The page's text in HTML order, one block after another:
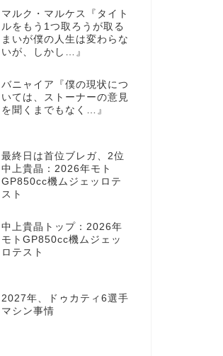
マルク・マルケス『タイト
ルをもう1つ取ろうが取る
まいが僕の人生は変わらな
いが、しかし…』
バニャイア『僕の現状につ
いては、ストーナーの意見
を聞くまでもなく…』
最終日は首位ブレガ、2位
中上貴晶：2026年モト
GP850cc機ムジェッロテ
スト
中上貴晶トップ：2026年
モトGP850cc機ムジェッ
ロテスト
2027年、ドゥカティ6選手
マシン事情